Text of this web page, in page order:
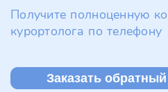
Получите полноценную
курортолога по телефону
Заказать